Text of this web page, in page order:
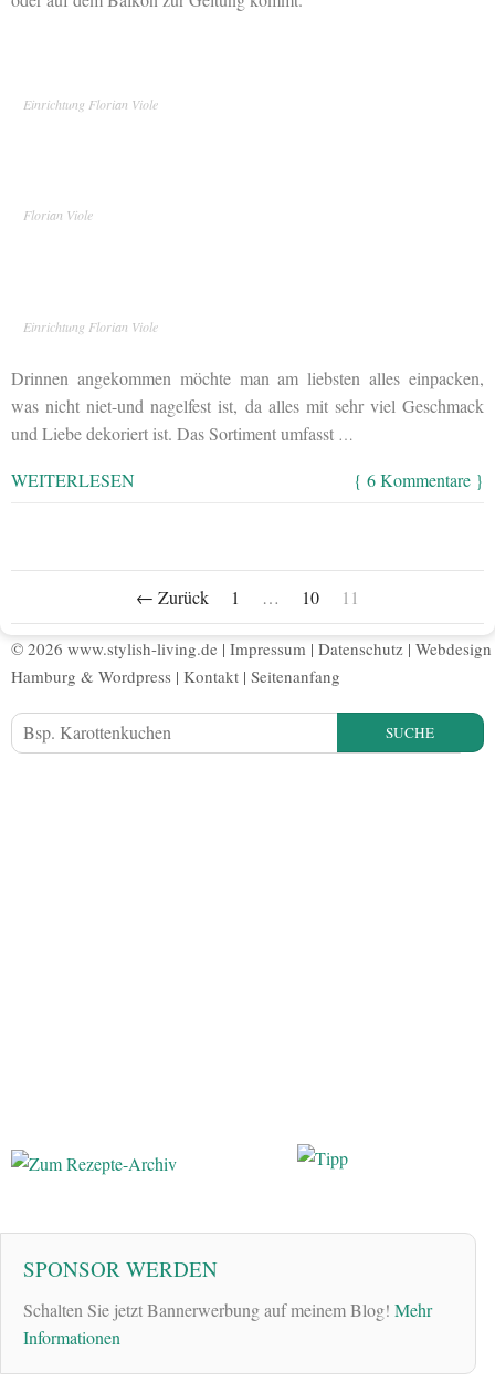
Einrichtung Florian Viole
Florian Viole
Einrichtung Florian Viole
Drinnen angekommen möchte man am liebsten alles einpacken,
was nicht niet-und nagelfest ist, da alles mit sehr viel Geschmack
und Liebe dekoriert ist. Das Sortiment umfasst …
WEITERLESEN { 6 Kommentare }
← Zurück 1 … 10 11
© 2026 www.stylish-living.de | Impressum | Datenschutz | Webdesign
Hamburg & Wordpress | Kontakt | Seitenanfang
SUCHE
SPONSOR WERDEN
Schalten Sie jetzt Bannerwerbung auf meinem Blog! Mehr
Informationen